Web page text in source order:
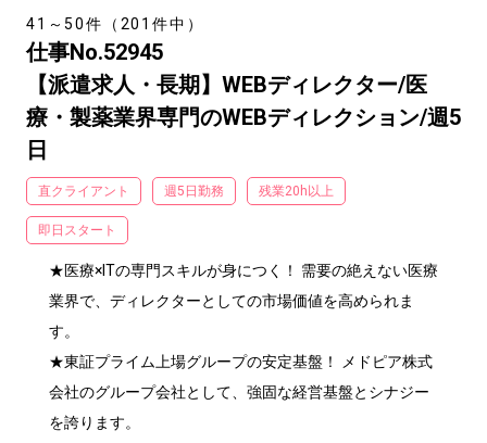
41～50件（201件中）
仕事No.52945
【派遣求人・長期】WEBディレクター/医
療・製薬業界専門のWEBディレクション/週5
日
直クライアント 週5日勤務 残業20h以上
即日スタート
★医療×ITの専門スキルが身につく！ 需要の絶えない医療
業界で、ディレクターとしての市場価値を高められま
す。
★東証プライム上場グループの安定基盤！ メドピア株式
会社のグループ会社として、強固な経営基盤とシナジー
を誇ります。